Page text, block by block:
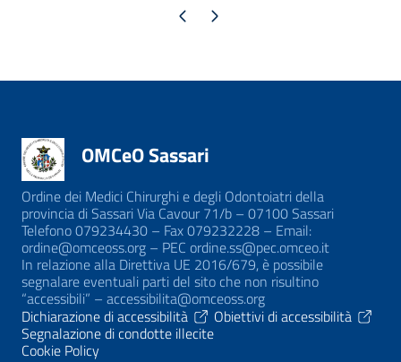
Pagina precedente
Pagina successiva
OMCeO Sassari
Ordine dei Medici Chirurghi e degli Odontoiatri della
provincia di Sassari Via Cavour 71/b – 07100 Sassari
Telefono 079234430 – Fax 079232228 – Email:
ordine@omceoss.org – PEC ordine.ss@pec.omceo.it
In relazione alla Direttiva UE 2016/679, è possibile
segnalare eventuali parti del sito che non risultino
“accessibili” – accessibilita@omceoss.org
Dichiarazione di accessibilità
Obiettivi di accessibilità
Segnalazione di condotte illecite
Cookie Policy